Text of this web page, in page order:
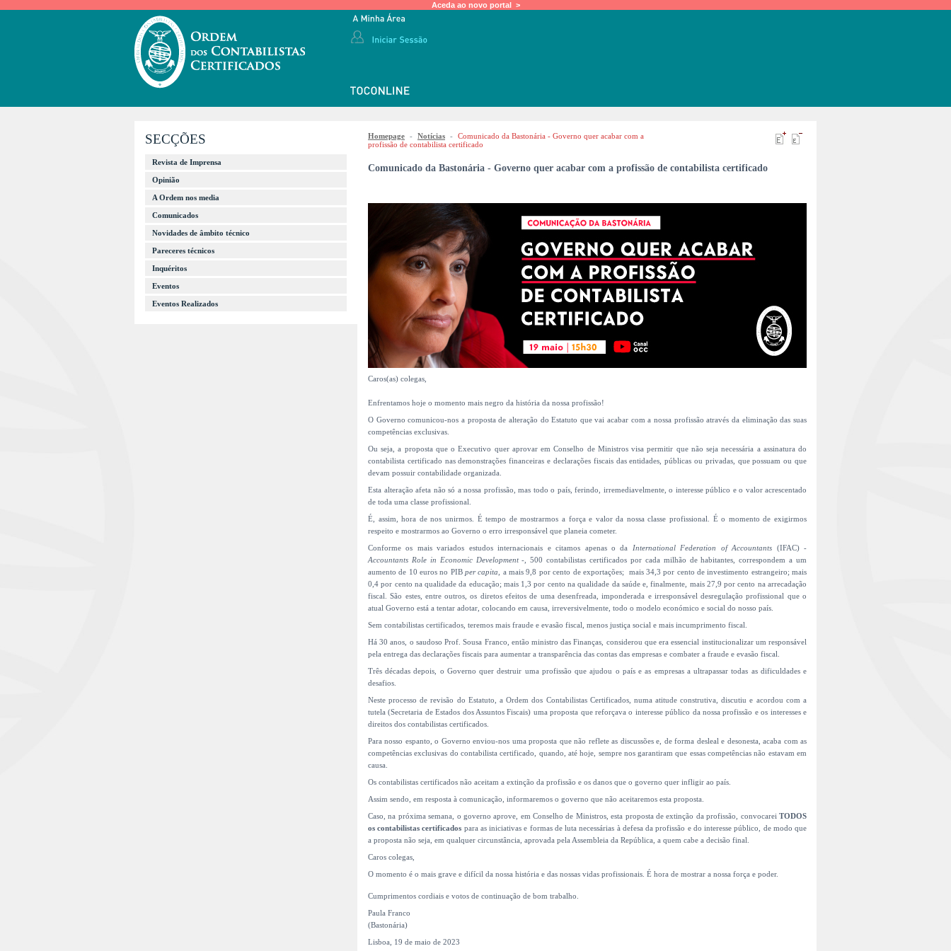
Aceda ao novo portal >
SECÇÕES
Revista de Imprensa
Opinião
A Ordem nos media
Comunicados
Novidades de âmbito técnico
Pareceres técnicos
Inquéritos
Eventos
Eventos Realizados
Homepage - Notícias - Comunicado da Bastonária - Governo quer acabar com a
profissão de contabilista certificado
Comunicado da Bastonária - Governo quer acabar com a profissão de contabilista certificado
Caros(as) colegas,
Enfrentamos hoje o momento mais negro da história da nossa profissão!
O Governo comunicou-nos a proposta de alteração do Estatuto que vai acabar com a nossa profissão através da eliminação das suas
competências exclusivas.
Ou seja, a proposta que o Executivo quer aprovar em Conselho de Ministros visa permitir que não seja necessária a assinatura do
contabilista certificado nas demonstrações financeiras e declarações fiscais das entidades, públicas ou privadas, que possuam ou que
devam possuir contabilidade organizada.
Esta alteração afeta não só a nossa profissão, mas todo o país, ferindo, irremediavelmente, o interesse público e o valor acrescentado
de toda uma classe profissional.
É, assim, hora de nos unirmos. É tempo de mostrarmos a força e valor da nossa classe profissional. É o momento de exigirmos
respeito e mostrarmos ao Governo o erro irresponsável que planeia cometer.
Conforme os mais variados estudos internacionais e citamos apenas o da
International Federation of Accountants (IFAC) -
Accountants Role in Economic Development-, 500 contabilistas certificados por cada milhão de habitantes, correspondem a um
aumento de 10 euros no PIBper capita
, a mais 9,8 por cento de exportações; mais 34,3 por cento de investimento estrangeiro; mais
0,4 por cento na qualidade da educação; mais 1,3 por cento na qualidade da saúde e, finalmente, mais 27,9 por cento na arrecadação
fiscal. São estes, entre outros, os diretos efeitos de uma desenfreada, imponderada e irresponsável desregulação profissional que o
atual Governo está a tentar adotar, colocando em causa, irreversivelmente, todo o modelo económico e social do nosso país.
Sem contabilistas certificados, teremos mais fraude e evasão fiscal, menos justiça social e mais incumprimento fiscal.
Há 30 anos, o saudoso Prof. Sousa Franco, então ministro das Finanças, considerou que era essencial institucionalizar um responsável
pela entrega das declarações fiscais para aumentar a transparência das contas das empresas e combater a fraude e evasão fiscal.
Três décadas depois, o Governo quer destruir uma profissão que ajudou o país e as empresas a ultrapassar todas as dificuldades e
desafios.
Neste processo de revisão do Estatuto, a Ordem dos Contabilistas Certificados, numa atitude construtiva, discutiu e acordou com a
tutela (Secretaria de Estados dos Assuntos Fiscais) uma proposta que reforçava o interesse público da nossa profissão e os interesses e
direitos dos contabilistas certificados.
Para nosso espanto, o Governo enviou-nos uma proposta que não reflete as discussões e, de forma desleal e desonesta, acaba com as
competências exclusivas do contabilista certificado, quando, até hoje, sempre nos garantiram que essas competências não estavam em
causa.
Os contabilistas certificados não aceitam a extinção da profissão e os danos que o governo quer infligir ao país.
Assim sendo, em resposta à comunicação, informaremos o governo que não aceitaremos esta proposta.
Caso, na próxima semana, o governo aprove, em Conselho de Ministros, esta proposta de extinção da profissão, convocarei TODOS
os contabilistas certificados para as iniciativas e formas de luta necessárias à defesa da profissão e do interesse público, de modo que
a proposta não seja, em qualquer circunstância, aprovada pela Assembleia da República, a quem cabe a decisão final.
Caros colegas,
O momento é o mais grave e difícil da nossa história e das nossas vidas profissionais. É hora de mostrar a nossa força e poder.
Cumprimentos cordiais e votos de continuação de bom trabalho.
Paula Franco
(Bastonária)
Lisboa, 19 de maio de 2023